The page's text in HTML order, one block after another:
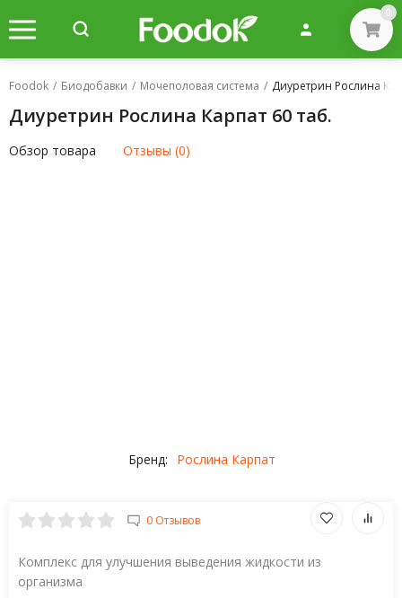
0
Foodok / Биодобавки / Мочеполовая система / Диуретрин Рослина
Диуретрин Рослина Карпат 60 таб.
Обзор товара Отзывы (0)
Бренд: Рослина Карпат
0 Отзывов
Комплекс для улучшения выведения жидкости из
организма